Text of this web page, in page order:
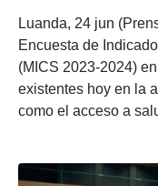
Luanda, 24 jun
Encuesta de
(MICS 2023-2024)
existentes hoy en la
como el acceso a